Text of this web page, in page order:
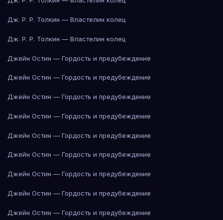
Дж. Р. Р. Толкин — Властелин колец
Дж. Р. Р. Толкин — Властелин колец
Джейн Остин — Гордость и предубеждение
Джейн Остин — Гордость и предубеждение
Джейн Остин — Гордость и предубеждение
Джейн Остин — Гордость и предубеждение
Джейн Остин — Гордость и предубеждение
Джейн Остин — Гордость и предубеждение
Джейн Остин — Гордость и предубеждение
Джейн Остин — Гордость и предубеждение
Джейн Остин — Гордость и предубеждение